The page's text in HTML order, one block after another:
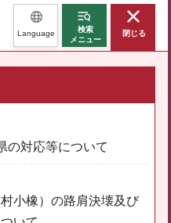
Language
検索
メニュー
閉じる
の対応等について
小橡）の路肩決壊及び